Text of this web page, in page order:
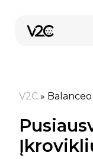
turinio
V2C »